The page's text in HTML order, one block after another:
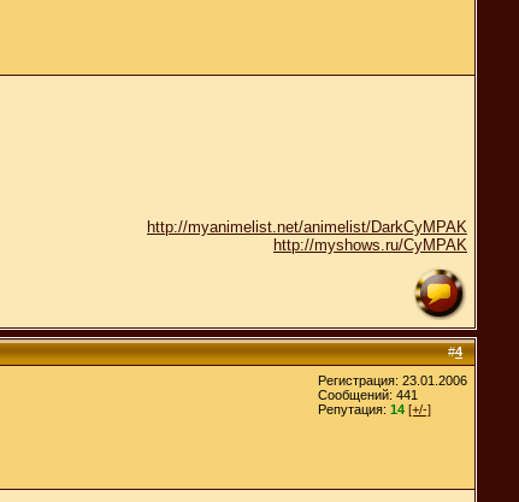
http://myanimelist.net/animelist/DarkCyMPAK
http://myshows.ru/CyMPAK
#4
Регистрация: 23.01.2006
Сообщений: 441
Репутация: 14 [+/-]